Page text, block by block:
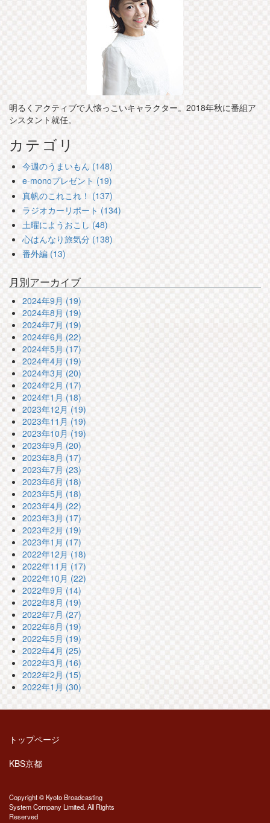
明るくアクティブで人懐っこいキャラクター。2018年秋に番組ア
シスタント就任。
カテゴリ
今週のうまいもん (148)
e-monoプレゼント (19)
真帆のこれこれ！ (137)
ラジオカーリポート (134)
土曜にようおこし (48)
心はんなり旅気分 (138)
番外編 (13)
月別アーカイブ
2024年9月 (19)
2024年8月 (19)
2024年7月 (19)
2024年6月 (22)
2024年5月 (17)
2024年4月 (19)
2024年3月 (20)
2024年2月 (17)
2024年1月 (18)
2023年12月 (19)
2023年11月 (19)
2023年10月 (19)
2023年9月 (20)
2023年8月 (17)
2023年7月 (23)
2023年6月 (18)
2023年5月 (18)
2023年4月 (22)
2023年3月 (17)
2023年2月 (19)
2023年1月 (17)
2022年12月 (18)
2022年11月 (17)
2022年10月 (22)
2022年9月 (14)
2022年8月 (19)
2022年7月 (27)
2022年6月 (19)
2022年5月 (19)
2022年4月 (25)
2022年3月 (16)
2022年2月 (15)
2022年1月 (30)
トップページ
KBS京都
Copyright © Kyoto Broadcasting
System Company Limited. All Rights
Reserved